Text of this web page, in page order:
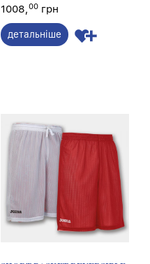
1008,00 грн
детальніше